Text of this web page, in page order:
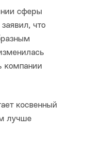
сферы
что
компании
косвенный
лучше